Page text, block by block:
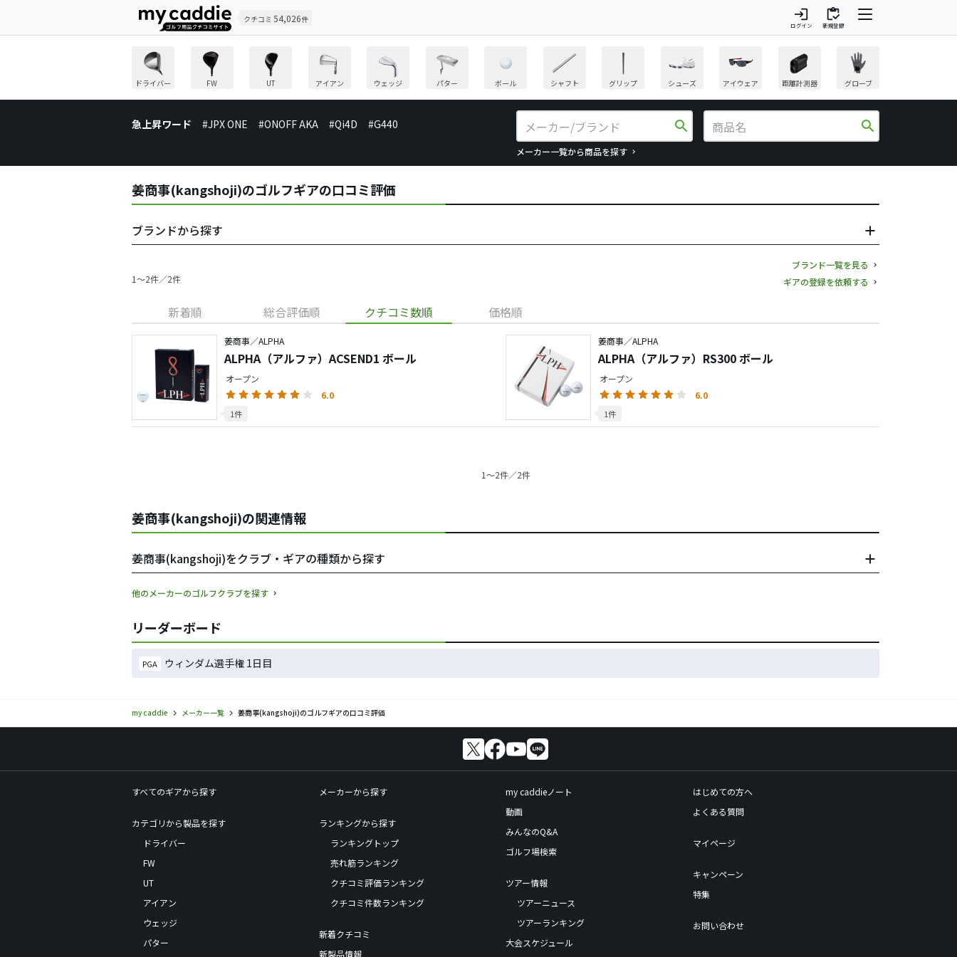
クチコミ 54,026件 login
ログイン
inventory
新規登録
ドライバー FW UT アイアン ウェッジ パター ボール シャフト グリップ シューズ アイウェア 距離計測器 グローブ
急上昇ワード #JPX ONE #ONOFF AKA #Qi4D #G440 search
メーカー一覧から商品を探す
search
姜商事(kangshoji)のゴルフギアの口コミ評価
ブランドから探す
1〜2件／2件
ブランド一覧を見る
ギアの登録を依頼する
新着順 総合評価順 クチコミ数順 価格順
姜商事／ALPHA
ALPHA（アルファ）ACSEND1 ボール
オープン
6.0
1件
姜商事／ALPHA
ALPHA（アルファ）RS300 ボール
オープン
6.0
1件
1〜2件／2件
姜商事(kangshoji)の関連情報
姜商事(kangshoji)をクラブ・ギアの種類から探す
他のメーカーのゴルフクラブを探す
リーダーボード
PGA ウィンダム選手権 1日目
my caddie メーカー一覧 姜商事(kangshoji)のゴルフギアの口コミ評価
すべてのギアから探す
カテゴリから製品を探す
ドライバー
FW
UT
アイアン
ウェッジ
パター
メーカーから探す
ランキングから探す
ランキングトップ
売れ筋ランキング
クチコミ評価ランキング
クチコミ件数ランキング
新着クチコミ
新製品情報
my caddieノート
動画
みんなのQ&A
ゴルフ場検索
ツアー情報
ツアーニュース
ツアーランキング
大会スケジュール
はじめての方へ
よくある質問
マイページ
キャンペーン
特集
お問い合わせ